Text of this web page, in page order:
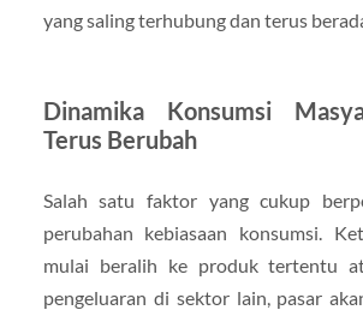
yang saling terhubung dan terus
Dinamika Konsumsi
Terus Berubah
Salah satu faktor yang cukup
perubahan kebiasaan konsumsi.
mulai beralih ke produk tertentu
pengeluaran di sektor lain, pasar